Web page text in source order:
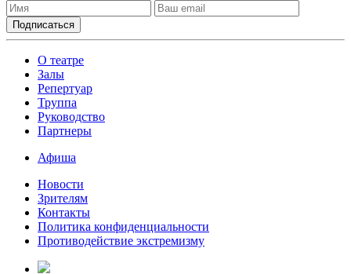
О театре
Залы
Репертуар
Труппа
Руководство
Партнеры
Афиша
Новости
Зрителям
Контакты
Политика конфиденциальности
Противодействие экстремизму